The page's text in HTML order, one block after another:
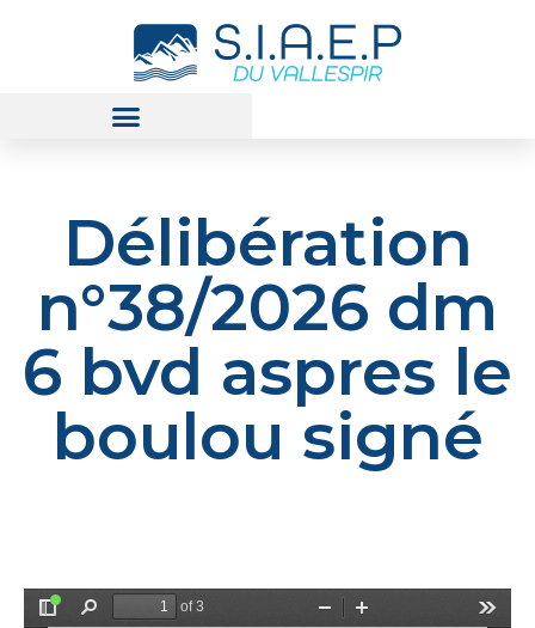
Délibération
n°38/2026 dm
6 bvd aspres le
boulou signé